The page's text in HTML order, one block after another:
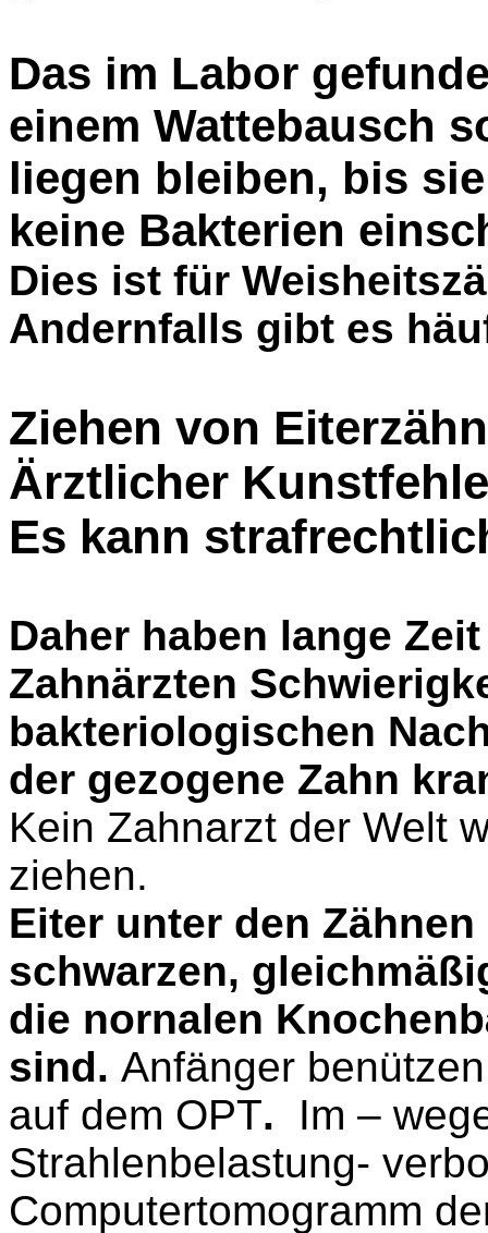
Das im Labor
einem Wattebausch
liegen bleiben, bis
keine Bakterien
Dies ist für
Andernfalls gibt es
Ziehen von
Ärztlicher
Es kann
Daher haben lange
Zahnärzten
bakteriologischen
der gezogene Zahn
Kein Zahnarzt der Welt
ziehen.
Eiter unter den
schwarzen,
die nornalen
sind. Anfänger
auf dem OPT.
Im –
Strahlenbelastung-
Computertomogramm